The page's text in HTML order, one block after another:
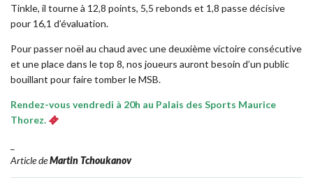
Tinkle, il tourne à 12,8 points, 5,5 rebonds et 1,8 passe décisive
pour 16,1 d’évaluation.
Pour passer noël au chaud avec une deuxième victoire consécutive
et une place dans le top 8, nos joueurs auront besoin d’un public
bouillant pour faire tomber le MSB.
Rendez-vous vendredi à 20h au Palais des Sports Maurice
Thorez.
Article deMartin Tchoukanov